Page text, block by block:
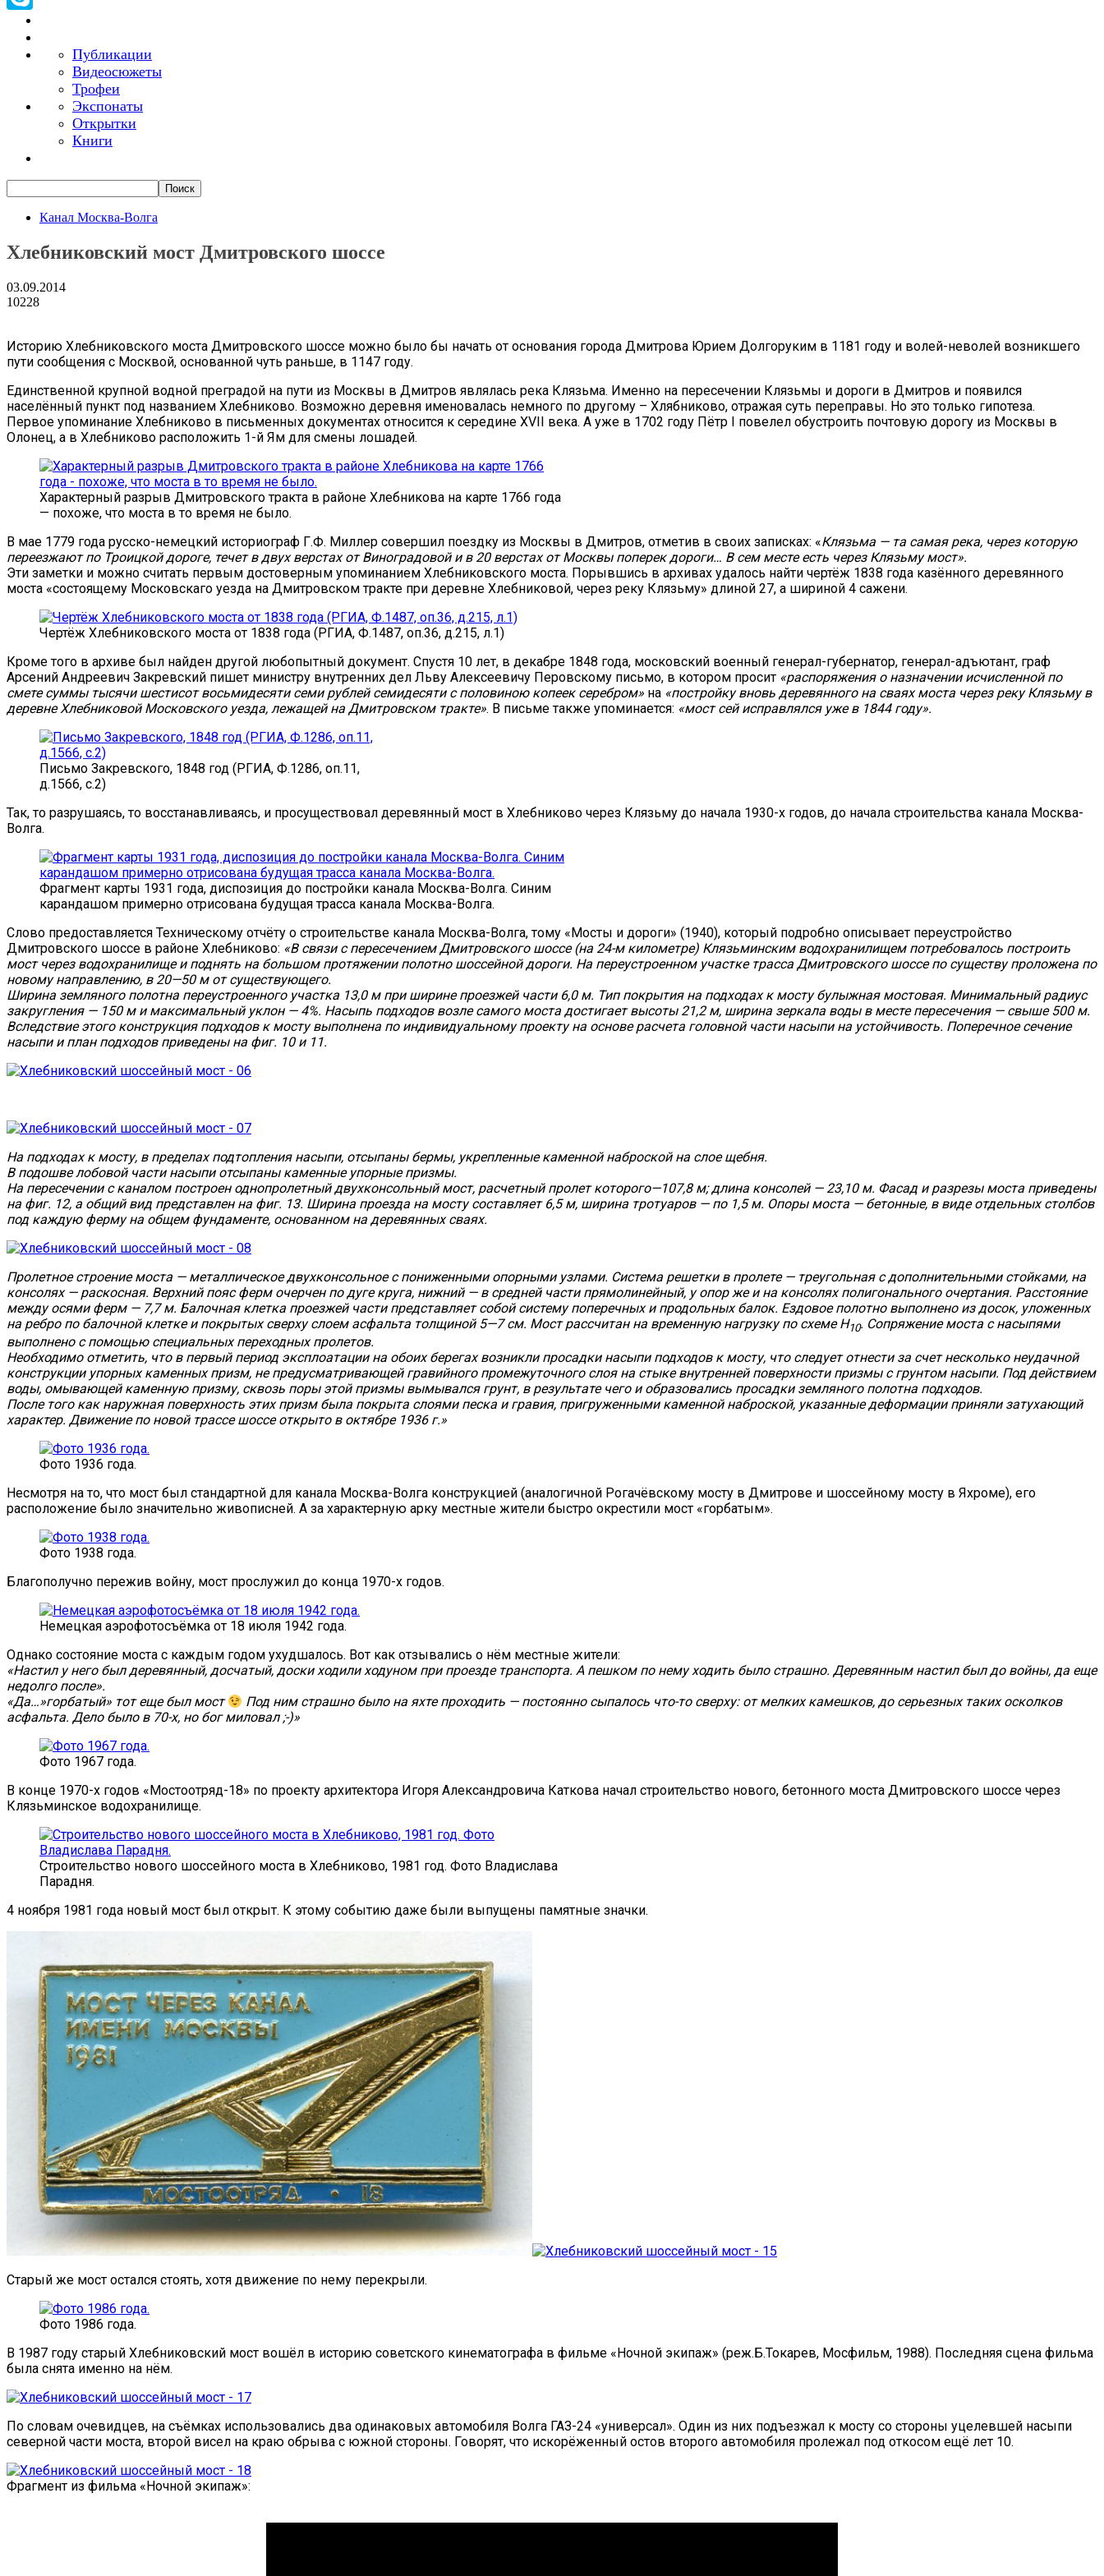
Публикации
Видеосюжеты
Трофеи
Экспонаты
Открытки
Книги
Канал Москва-Волга
Хлебниковский мост Дмитровского шоссе
03.09.2014
10228
Историю Хлебниковского моста Дмитровского шоссе можно было бы начать от основания города Дмитрова Юрием Долгоруким в 1181 году и волей-неволей возникшего
пути сообщения с Москвой, основанной чуть раньше, в 1147 году.
Единственной крупной водной преградой на пути из Москвы в Дмитров являлась река Клязьма. Именно на пересечении Клязьмы и дороги в Дмитров и появился
населённый пункт под названием Хлебниково. Возможно деревня именовалась немного по другому – Хлябниково, отражая суть переправы. Но это только гипотеза.
Первое упоминание Хлебниково в письменных документах относится к середине XVII века. А уже в 1702 году Пётр I повелел обустроить почтовую дорогу из Москвы в
Олонец, а в Хлебниково расположить 1-й Ям для смены лошадей.
Характерный разрыв Дмитровского тракта в районе Хлебникова на карте 1766 года
— похоже, что моста в то время не было.
В мае 1779 года русско-немецкий историограф Г.Ф. Миллер совершил поездку из Москвы в Дмитров, отметив в своих записках: «Клязьма — та самая река, через которую
переезжают по Троицкой дороге, течет в двух верстах от Виноградовой и в 20 верстах от Москвы поперек дороги… В сем месте есть через Клязьму мост».
Эти заметки и можно считать первым достоверным упоминанием Хлебниковского моста. Порывшись в архивах удалось найти чертёж 1838 года казённого деревянного
моста «состоящему Московскаго уезда на Дмитровском тракте при деревне Хлебниковой, через реку Клязьму» длиной 27, а шириной 4 сажени.
Чертёж Хлебниковского моста от 1838 года (РГИА, Ф.1487, оп.36, д.215, л.1)
Кроме того в архиве был найден другой любопытный документ. Спустя 10 лет, в декабре 1848 года, московский военный генерал-губернатор, генерал-адъютант, граф
Арсений Андреевич Закревский пишет министру внутренних дел Льву Алексеевичу Перовскому письмо, в котором просит «распоряжения о назначении исчисленной по
смете суммы тысячи шестисот восьмидесяти семи рублей семидесяти с половиною копеек серебром» на «постройку вновь деревянного на сваях моста через реку Клязьму в
деревне Хлебниковой Московского уезда, лежащей на Дмитровском тракте». В письме также упоминается: «мост сей исправлялся уже в 1844 году».
Письмо Закревского, 1848 год (РГИА, Ф.1286, оп.11,
д.1566, с.2)
Так, то разрушаясь, то восстанавливаясь, и просуществовал деревянный мост в Хлебниково через Клязьму до начала 1930-х годов, до начала строительства канала Москва-
Волга.
Фрагмент карты 1931 года, диспозиция до постройки канала Москва-Волга. Синим
карандашом примерно отрисована будущая трасса канала Москва-Волга.
Слово предоставляется Техническому отчёту о строительстве канала Москва-Волга, тому «Мосты и дороги» (1940), который подробно описывает переустройство
Дмитровского шоссе в районе Хлебниково: «В связи с пересечением Дмитровского шоссе (на 24-м километре) Клязьминским водохранилищем потребовалось построить
мост через водохранилище и поднять на большом протяжении полотно шоссейной дороги. На переустроенном участке трасса Дмитровского шоссе по существу проложена по
новому направлению, в 20—50 м от существующего.
Ширина земляного полотна переустроенного участка 13,0 м при ширине проезжей части 6,0 м. Тип покрытия на подходах к мосту булыжная мостовая. Минимальный радиус
закругления — 150 м и максимальный уклон — 4%. Насыпь подходов возле самого моста достигает высоты 21,2 м, ширина зеркала воды в месте пересечения — свыше 500 м.
Вследствие этого конструкция подходов к мосту выполнена по индивидуальному проекту на основе расчета головной части насыпи на устойчивость. Поперечное сечение
насыпи и план подходов приведены на фиг. 10 и 11.
На подходах к мосту, в пределах подтопления насыпи, отсыпаны бермы, укрепленные каменной наброской на слое щебня.
В подошве лобовой части насыпи отсыпаны каменные упорные призмы.
На пересечении с каналом построен однопролетный двухконсольный мост, расчетный пролет которого—107,8 м; длина консолей — 23,10 м. Фасад и разрезы моста приведены
на фиг. 12, а общий вид представлен на фиг. 13. Ширина проезда на мосту составляет 6,5 м, ширина тротуаров — по 1,5 м. Опоры моста — бетонные, в виде отдельных столбов
под каждую ферму на общем фундаменте, основанном на деревянных сваях.
Пролетное строение моста — металлическое двухконсольное с пониженными опорными узлами. Система решетки в пролете — треугольная с дополнительными стойками, на
консолях — раскосная. Верхний пояс ферм очерчен по дуге круга, нижний — в средней части прямолинейный, у опор же и на консолях полигонального очертания. Расстояние
между осями ферм — 7,7 м. Балочная клетка проезжей части представляет собой систему поперечных и продольных балок. Ездовое полотно выполнено из досок, уложенных
на ребро по балочной клетке и покрытых сверху слоем асфальта толщиной 5—7 см. Мост рассчитан на временную нагрузку по схеме Н10. Сопряжение моста с насыпями
выполнено с помощью специальных переходных пролетов.
Необходимо отметить, что в первый период эксплоатации на обоих берегах возникли просадки насыпи подходов к мосту, что следует отнести за счет несколько неудачной
конструкции упорных каменных призм, не предусматривающей гравийного промежуточного слоя на стыке внутренней поверхности призмы с грунтом насыпи. Под действием
воды, омывающей каменную призму, сквозь поры этой призмы вымывался грунт, в результате чего и образовались просадки земляного полотна подходов.
После того как наружная поверхность этих призм была покрыта слоями песка и гравия, пригруженными каменной наброской, указанные деформации приняли затухающий
характер. Движение по новой трассе шоссе открыто в октябре 1936 г.»
Фото 1936 года.
Несмотря на то, что мост был стандартной для канала Москва-Волга конструкцией (аналогичной Рогачёвскому мосту в Дмитрове и шоссейному мосту в Яхроме), его
расположение было значительно живописней. А за характерную арку местные жители быстро окрестили мост «горбатым».
Фото 1938 года.
Благополучно пережив войну, мост прослужил до конца 1970-х годов.
Немецкая аэрофотосъёмка от 18 июля 1942 года.
Однако состояние моста с каждым годом ухудшалось. Вот как отзывались о нём местные жители:
«Настил у него был деревянный, досчатый, доски ходили ходуном при проезде транспорта. А пешком по нему ходить было страшно. Деревянным настил был до войны, да еще
недолго после».
«Да…»горбатый» тот еще был мост
Под ним страшно было на яхте проходить — постоянно сыпалось что-то сверху: от мелких камешков, до серьезных таких осколков
асфальта. Дело было в 70-х, но бог миловал ;-)»
Фото 1967 года.
В конце 1970-х годов «Мостоотряд-18» по проекту архитектора Игоря Александровича Каткова начал строительство нового, бетонного моста Дмитровского шоссе через
Клязьминское водохранилище.
Строительство нового шоссейного моста в Хлебниково, 1981 год. Фото Владислава
Парадня.
4 ноября 1981 года новый мост был открыт. К этому событию даже были выпущены памятные значки.
Старый же мост остался стоять, хотя движение по нему перекрыли.
Фото 1986 года.
В 1987 году старый Хлебниковский мост вошёл в историю советского кинематографа в фильме «Ночной экипаж» (реж.Б.Токарев, Мосфильм, 1988). Последняя сцена фильма
была снята именно на нём.
По словам очевидцев, на съёмках использовались два одинаковых автомобиля Волга ГАЗ-24 «универсал». Один из них подъезжал к мосту со стороны уцелевшей насыпи
северной части моста, второй висел на краю обрыва с южной стороны. Говорят, что искорёженный остов второго автомобиля пролежал под откосом ещё лет 10.
Фрагмент из фильма «Ночной экипаж»:
Skype